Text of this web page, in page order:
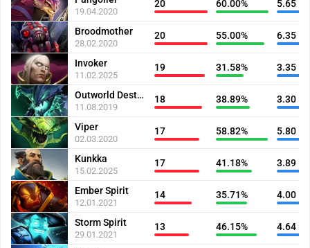
19.04.2020
20 60.00% 5.65
Broodmother
28.02.2020
20 55.00% 6.35
Invoker
11.02.2025
19 31.58% 3.35
Outworld Destroyer
11.08.2019
18 38.89% 3.30
Viper
02.03.2020
17 58.82% 5.80
Kunkka
15.02.2025
17 41.18% 3.89
Ember Spirit
12.01.2021
14 35.71% 4.00
Storm Spirit
29.01.2021
13 46.15% 4.64